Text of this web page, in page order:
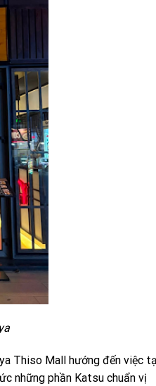
Thiso Mall hướng đến việc
những phần Katsu chuẩn vị